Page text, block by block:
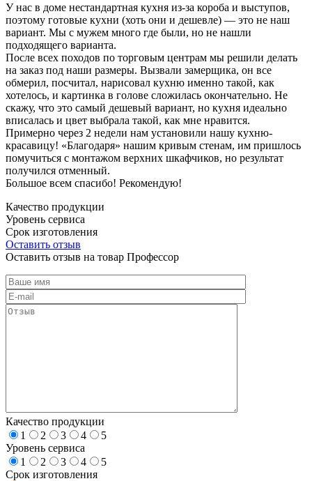
У нас в доме нестандартная кухня из-за короба и выступов,
поэтому готовые кухни (хоть они и дешевле) — это не наш
вариант. Мы с мужем много где были, но не нашли
подходящего варианта.
После всех походов по торговым центрам мы решили делать
на заказ под наши размеры. Вызвали замерщика, он все
обмерил, посчитал, нарисовал кухню именно такой, как
хотелось, и картинка в голове сложилась окончательно. Не
скажу, что это самый дешевый вариант, но кухня идеально
вписалась и цвет выбрала такой, как мне нравится.
Примерно через 2 недели нам установили нашу кухню-
красавицу! «Благодаря» нашим кривым стенам, им пришлось
помучиться с монтажом верхних шкафчиков, но результат
получился отменный.
Большое всем спасибо! Рекомендую!
Качество продукции
Уровень сервиса
Срок изготовления
Оставить отзыв
Оставить отзыв на товар Профессор
Качество продукции
1
2 3 4
5
Уровень сервиса
1
2 3 4
5
Срок изготовления